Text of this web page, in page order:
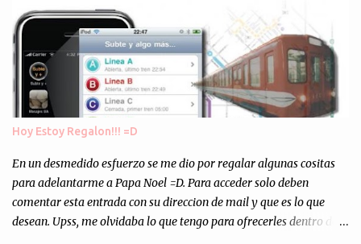
Asi, todos los residuos sonincinerados produciendo lo que los
ambientalistas llaman "La Pesadilla de la Edad Cibernetica". La
transmision es el Domingo 2 de diciembre a las 21:00 hs. Me
parecio muy interesante, no creo que lo pueda ver por la hora, asi
que los comentarios los dejo en sus manos...
Hoy Estoy Regalon!!! =D
En un desmedido esfuerzo se me dio por regalar algunas cositas
para adelantarme a Papa Noel =D. Para acceder solo deben
comentar esta entrada con su direccion de mail y que es lo que
desean. Upss, me olvidaba lo que tengo para ofrecerles dentro de